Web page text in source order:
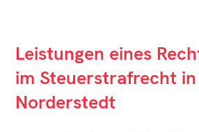
Leistungen eines
im Steuerstrafrecht in
Norderstedt